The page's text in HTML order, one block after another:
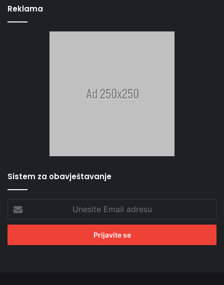
Reklama
Sistem za obavještavanje
Email
adresu